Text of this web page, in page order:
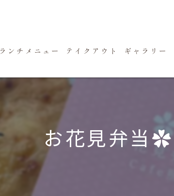
ランチメニュー テイクアウト ギャラリー
お花見弁当✿